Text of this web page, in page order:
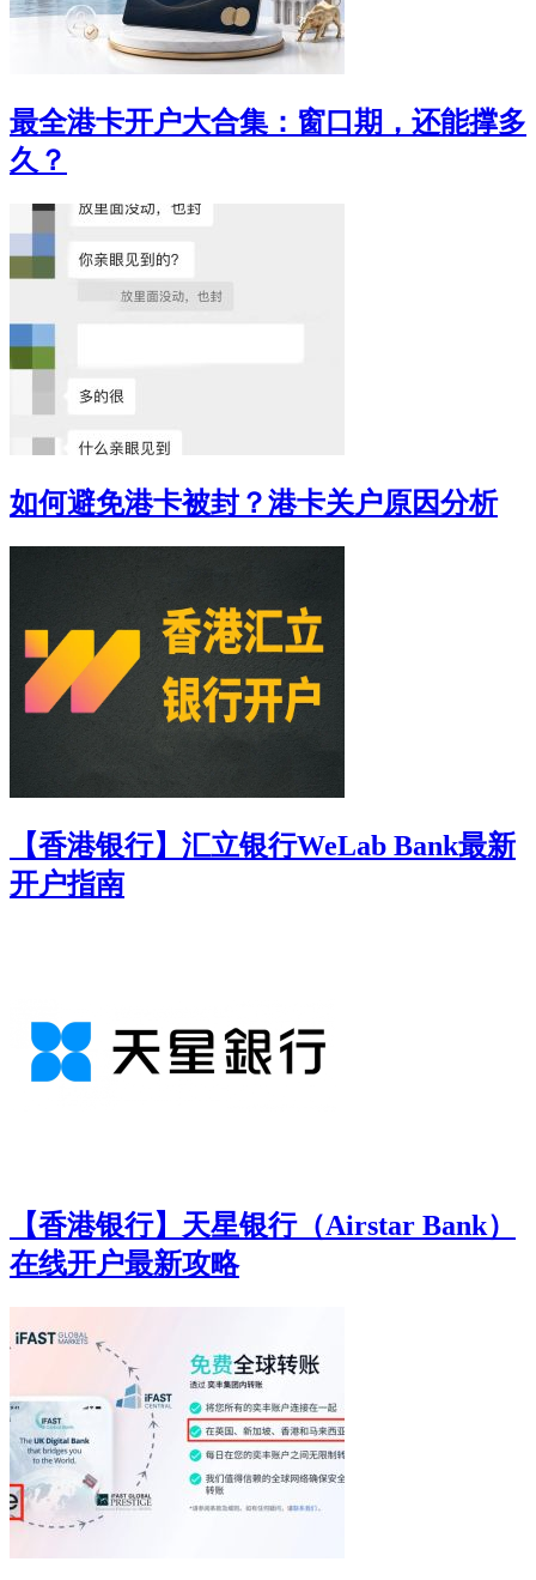
最全港卡开户大合集：窗口期，还能撑多
久？
如何避免港卡被封？港卡关户原因分析
【香港银行】汇立银行WeLab Bank最新
开户指南
【香港银行】天星银行（Airstar Bank）
在线开户最新攻略